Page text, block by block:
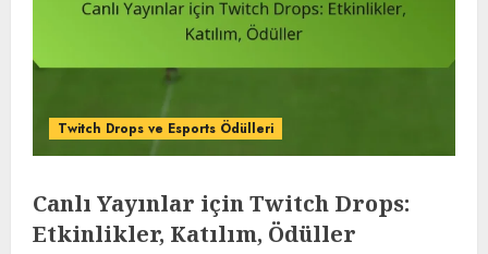
Twitch Drops ve Esports Ödülleri
Canlı Yayınlar için Twitch Drops:
Etkinlikler, Katılım, Ödüller